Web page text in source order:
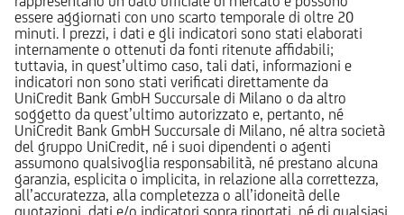
essere aggiornati con uno scarto temporale di oltre 20
minuti. I prezzi, i dati e gli indicatori sono stati elaborati
internamente o ottenuti da fonti ritenute affidabili;
tuttavia, in quest’ultimo caso, tali dati, informazioni e
indicatori non sono stati verificati direttamente da
UniCredit Bank GmbH Succursale di Milano o da altro
soggetto da quest’ultimo autorizzato e, pertanto, né
UniCredit Bank GmbH Succursale di Milano, né altra società
del gruppo UniCredit, né i suoi dipendenti o agenti
assumono qualsivoglia responsabilità, né prestano alcuna
garanzia, esplicita o implicita, in relazione alla correttezza,
all’accuratezza, alla completezza o all’idoneità delle
quotazioni, dati e/o indicatori sopra riportati, né di qualsiasi